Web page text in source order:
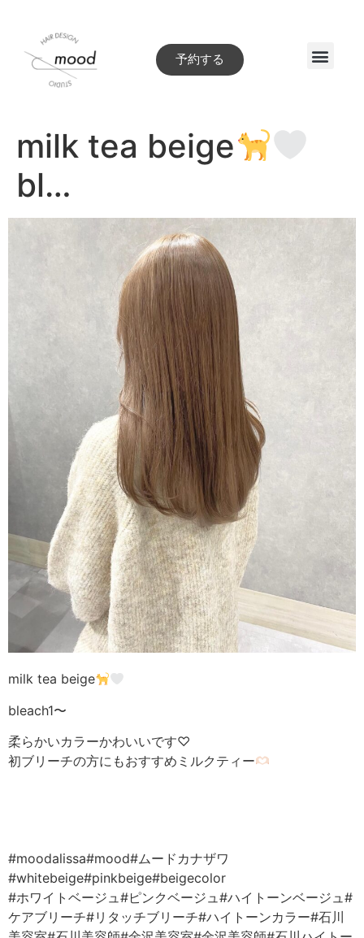
予約する
milk tea beige
bl…
milk tea beige
bleach1〜
柔らかいカラーかわいいです♡
初ブリーチの方にもおすすめミルクティー
#moodalissa#mood#ムードカナザワ
#whitebeige#pinkbeige#beigecolor
#ホワイトベージュ#ピンクベージュ#ハイトーンベージュ#
ケアブリーチ#リタッチブリーチ#ハイトーンカラー#石川